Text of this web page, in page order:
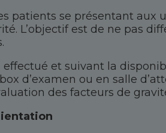
patients se présentant aux
L’objectif est de ne pas
et suivant la
d’examen ou en salle
des facteurs de